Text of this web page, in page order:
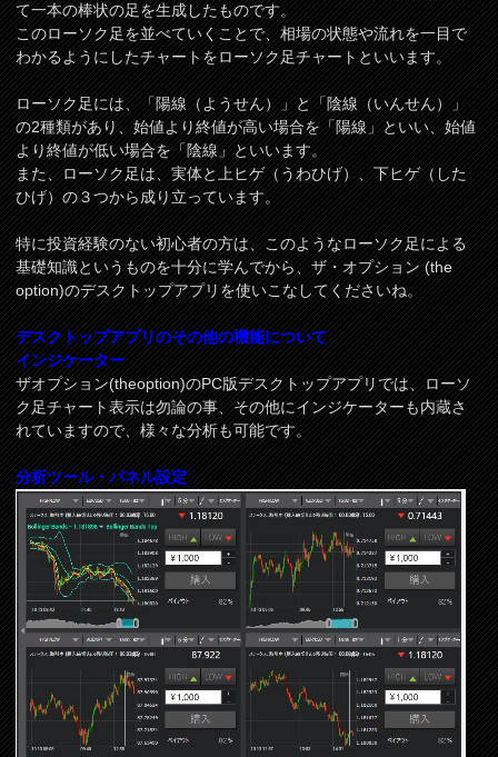
て一本の棒状の足を生成したものです。
このローソク足を並べていくことで、相場の状態や流れを一目で
わかるようにしたチャートをローソク足チャートといいます。
ローソク足には、「陽線（ようせん）」と「陰線（いんせん）」
の2種類があり、始値より終値が高い場合を「陽線」といい、始値
より終値が低い場合を「陰線」といいます。
また、ローソク足は、実体と上ヒゲ（うわひげ）、下ヒゲ（した
ひげ）の３つから成り立っています。
特に投資経験のない初心者の方は、このようなローソク足による
基礎知識というものを十分に学んでから、ザ・オプション (the
option)のデスクトップアプリを使いこなしてくださいね。
デスクトップアプリのその他の機能について
インジケーター
ザオプション(theoption)のPC版デスクトップアプリでは、ローソ
ク足チャート表示は勿論の事、その他にインジケーターも内蔵さ
れていますので、様々な分析も可能です。
分析ツール・パネル設定